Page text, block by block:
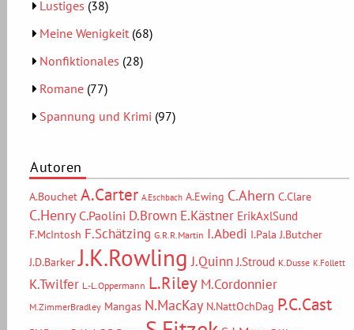
Lustiges (38)
Meine Wenigkeit (68)
Nonfiktionales (28)
Romane (77)
Spannung und Krimi (97)
Autoren
A.Bouchet A.Carter A.Eschbach A.Ewing C.Ahern C.Clare
C.Henry C.Paolini D.Brown E.Kästner ErikAxlSund
F.McIntosh F.Schätzing G.R.R.Martin I.Abedi I.Pala J.Butcher
J.D.Barker J.K.Rowling J.Quinn J.Stroud K.Dusse K.Follett
K.Twilfer L.-L.Oppermann L.Riley M.Cordonnier
M.ZimmerBradley Mangas N.MacKay N.NattOchDag P.C.Cast